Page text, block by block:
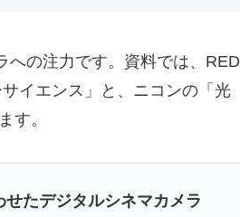
への注力です。資料では、RED
イエンス」と、ニコンの「光
す。
たデジタルシネマカメラ